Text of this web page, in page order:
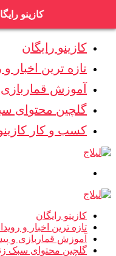
کازینو
کازینو رایگان
تازه ترین اخبار و
آموزش
گلچین محتوای
کسب و کار
کازینو رایگان
تازه ترین اخبار و
آموزش قماربازی و
گلچین محتوای سبک